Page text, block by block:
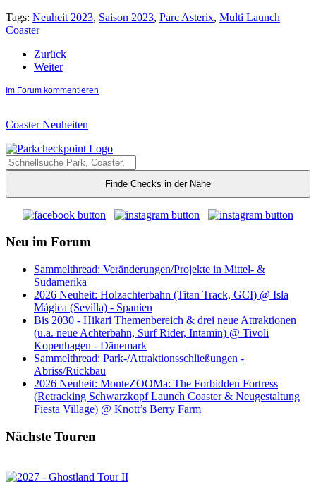
Tags: Neuheit 2023, Saison 2023, Parc Asterix, Multi Launch
Coaster
Zurück
Weiter
Im Forum kommentieren
Coaster Neuheiten
Finde Checks in der Nähe
Neu im Forum
Sammelthread: Veränderungen/Projekte in Mittel- &
Südamerika
2026 Neuheit: Holzachterbahn (Titan Track, GCI) @ Isla
Mágica (Sevilla) - Spanien
Bis 2030 - Hikari Themenbereich & drei neue Attraktionen
(u.a. neue Achterbahn, Surf Rider, Intamin) @ Tivoli
Kopenhagen - Dänemark
Sammelthread: Park-/Attraktionsschließungen -
Abriss/Rückbau
2026 Neuheit: MonteZOOMa: The Forbidden Fortress
(Retracking Schwarzkopf Launch Coaster & Neugestaltung
Fiesta Village) @ Knott’s Berry Farm
Nächste Touren